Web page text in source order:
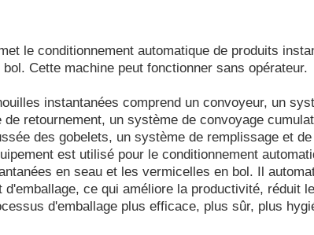
le conditionnement automatique de produits
Cette machine peut fonctionner sans opérateur.
instantanées comprend un convoyeur, un
retournement, un système de convoyage
des gobelets, un système de remplissage et
est utilisé pour le conditionnement
en seau et les vermicelles en bol. Il
ce qui améliore la productivité, réduit
d'emballage plus efficace, plus sûr, plus